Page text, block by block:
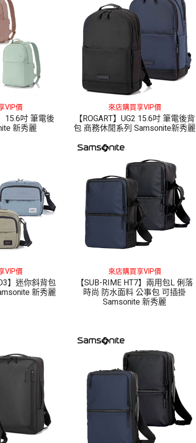
VIP價
15.6吋 筆電後
新秀麗
來店購買享VIP價
【ROGART】UG2 15.6吋 筆電後背
包 商務休閒系列 Samsonite新秀麗
VIP價
】迷你斜背包
新秀麗
來店購買享VIP價
【SUB-RIME HT7】兩用包L 俐落
時尚 防水面料 公事包 可插掛
Samsonite 新秀麗